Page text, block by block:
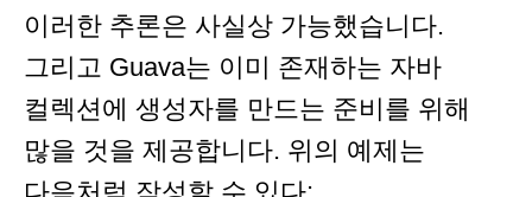
이러한 추론은 사실상 가능했습니다.
그리고 Guava는 이미 존재하는 자바
컬렉션에 생성자를 만드는 준비를 위해
많을 것을 제공합니다. 위의 예제는